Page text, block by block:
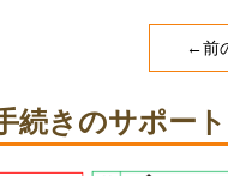
←前
続きのサポー